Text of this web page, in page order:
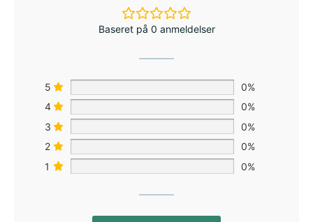
Baseret på 0 anmeldelser
5
0%
4
0%
3
0%
2
0%
1
0%